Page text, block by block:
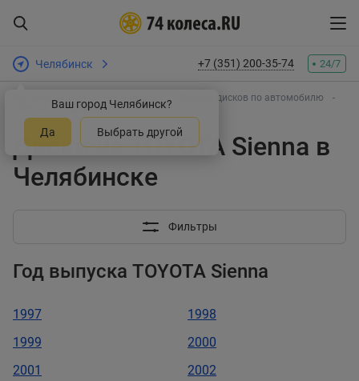
Челябинск
Ваш город Челябинск?
Да Выбрать другой
+7 (351) 200-35-74 24/7
Интернет-магазин шин и дисков
Подбор дисков по автомобилю
Sienna
Диски на TOYOTA Sienna в
Челябинске
Фильтры
Год выпуска TOYOTA Sienna
1997
1998
1999
2000
2001
2002